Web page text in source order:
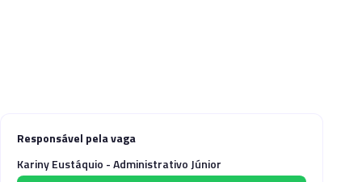
Responsável pela vaga
Kariny Eustáquio - Administrativo Júnior